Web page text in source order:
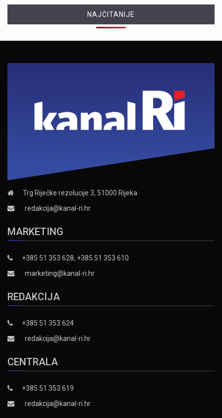
NAJČITANIJE
Trg Riječke rezolucije 3, 51000 Rijeka
redakcija@kanal-ri.hr
MARKETING
+385 51 353 628, +385 51 353 610
marketing@kanal-ri.hr
REDAKCIJA
+385 51 353 624
redakcija@kanal-ri.hr
CENTRALA
+385 51 353 619
redakcija@kanal-ri.hr